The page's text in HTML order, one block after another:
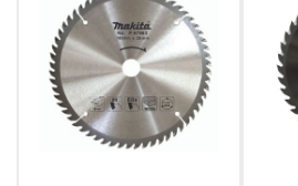
2
1
Chia sẻ nhận xét về